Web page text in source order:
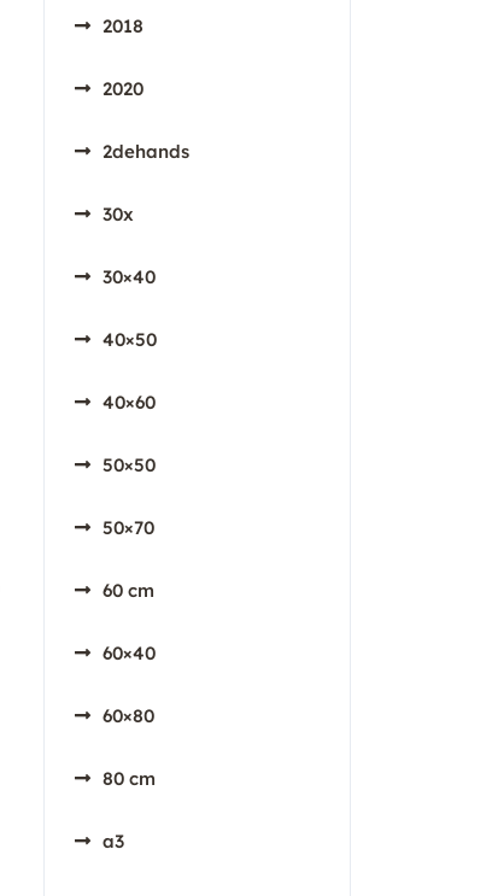
2018
2020
2dehands
30x
30×40
40×50
40×60
50×50
50×70
60 cm
60×40
60×80
80 cm
a3